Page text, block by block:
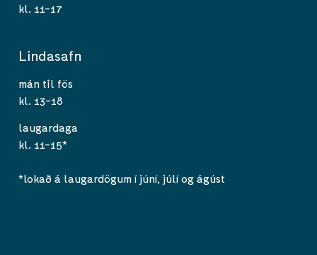
kl. 11-17
Lindasafn
mán til fös
kl. 13-18
laugardaga
kl. 11-15*
*lokað á laugardögum í júní, júlí og ágúst